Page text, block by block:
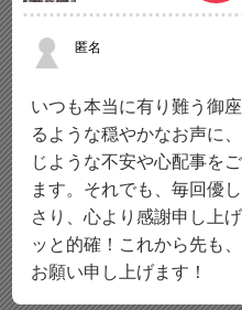
匿名
いつも本当に有り難う御
るような穏やかなお声に
じような不安や心配事を
ます。それでも、毎回優
さり、心より感謝申し上
ッと的確！これから先も
お願い申し上げます！